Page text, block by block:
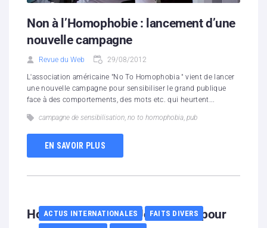
Non à l’Homophobie : lancement d’une
nouvelle campagne
Revue du Web 29/08/2012
L'association américaine "No To Homophobia " vient de lancer
une nouvelle campagne pour sensibiliser le grand publique
face à des comportements, des mots etc. qui heurtent...
campagne de sensibilisation, no to homophobia, pub
EN SAVOIR PLUS
ACTUS INTERNATIONALES
FAITS DIVERS
Homophobie : Elton John craint pour